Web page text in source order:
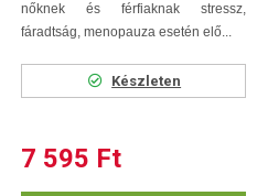
nőknek és férfiaknak stressz,
fáradtság, menopauza esetén elő...
Készleten
7 595 Ft